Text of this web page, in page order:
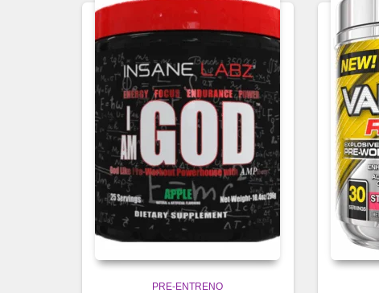
PRE-ENTRENO